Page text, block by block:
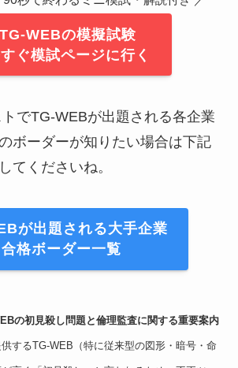
TG-WEBの模擬試験
ぐ模試ページに行く
でTG-WEBが出題される各企業
ボーダーが知りたい場合は下記
てくださいね。
が出題される大手企業
合格ボーダー一覧
の初見殺し問題と倫理監査に関する重要案内
するTG-WEB（特に従来型の図形・暗号・命